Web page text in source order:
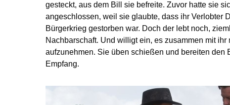
gesteckt, aus dem Bill sie befreite. Zuvor hatte sie
angeschlossen, weil sie glaubte, dass ihr Verlobter
Bürgerkrieg gestorben war. Doch der lebt noch,
Nachbarschaft. Und willigt ein, es zusammen mit
aufzunehmen. Sie üben schießen und bereiten den
Empfang.